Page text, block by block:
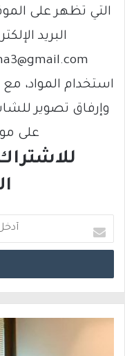
التي تظهر على
البريد
استخدام المواد،
وإرفاق تصوير
على
د
خ